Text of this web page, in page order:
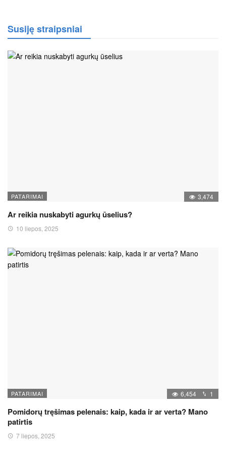
Susiję straipsniai
PATARIMAI 3,474
Ar reikia nuskabyti agurkų ūselius?
10 liepos, 2025
PATARIMAI 6,454 1
Pomidorų tręšimas pelenais: kaip, kada ir ar verta? Mano
patirtis
7 liepos, 2025